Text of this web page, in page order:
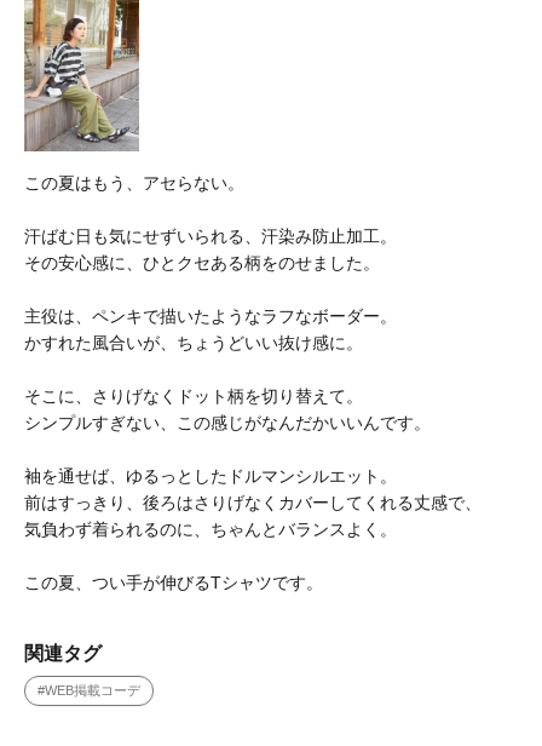
この夏はもう、アセらない。
汗ばむ日も気にせずいられる、汗染み防止加工。
その安心感に、ひとクセある柄をのせました。
主役は、ペンキで描いたようなラフなボーダー。
かすれた風合いが、ちょうどいい抜け感に。
そこに、さりげなくドット柄を切り替えて。
シンプルすぎない、この感じがなんだかいいんです。
袖を通せば、ゆるっとしたドルマンシルエット。
前はすっきり、後ろはさりげなくカバーしてくれる丈感で、
気負わず着られるのに、ちゃんとバランスよく。
この夏、つい手が伸びるTシャツです。
関連タグ
#WEB掲載コーデ